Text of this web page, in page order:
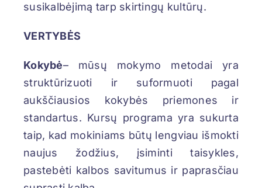
susikalbėjimą tarp skirtingų kultūrų.
VERTYBĖS
Kokybė– mūsų mokymo metodai yra
struktūrizuoti ir suformuoti pagal
aukščiausios kokybės priemones ir
standartus. Kursų programa yra sukurta
taip, kad mokiniams būtų lengviau išmokti
naujus žodžius, įsiminti taisykles,
pastebėti kalbos savitumus ir paprasčiau